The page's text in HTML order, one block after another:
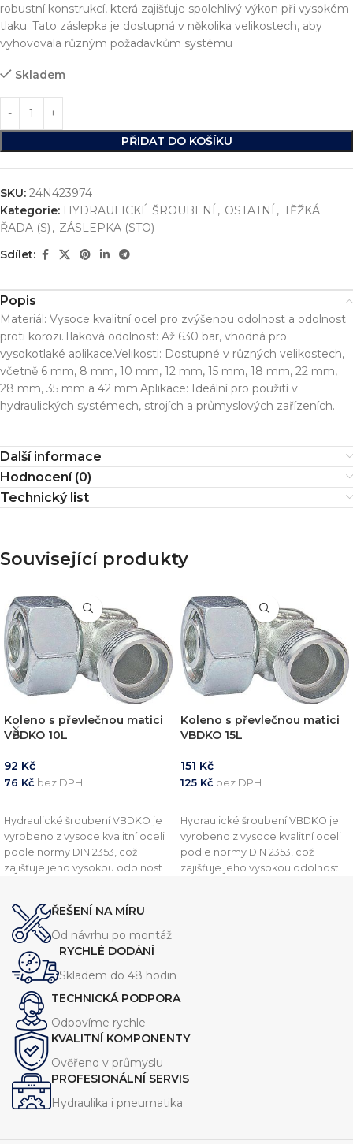
robustní konstrukcí, která zajišťuje spolehlivý výkon při vysokém
tlaku. Tato záslepka je dostupná v několika velikostech, aby
vyhovovala různým požadavkům systému
Skladem
PŘIDAT DO KOŠÍKU
SKU: 24N423974
Kategorie: HYDRAULICKÉ ŠROUBENÍ , OSTATNÍ , TĚŽKÁ
ŘADA (S) , ZÁSLEPKA (STO)
Sdílet:
Popis
Materiál: Vysoce kvalitní ocel pro zvýšenou odolnost a odolnost
proti korozi.Tlaková odolnost: Až 630 bar, vhodná pro
vysokotlaké aplikace.Velikosti: Dostupné v různých velikostech,
včetně 6 mm, 8 mm, 10 mm, 12 mm, 15 mm, 18 mm, 22 mm,
28 mm, 35 mm a 42 mm.Aplikace: Ideální pro použití v
hydraulických systémech, strojích a průmyslových zařízeních.
Další informace
Hodnocení (0)
Technický list
Související produkty
Koleno s převlečnou matici
VBDKO 10L
92 Kč
76 Kč bez DPH
Hydraulické šroubení VBDKO je
vyrobeno z vysoce kvalitní oceli
podle normy DIN 2353, což
zajišťuje jeho vysokou odolnost
navrženo pro připojení
hydraulických hadic, trubek a
potrubí a zajišťuje spolehlivé a
těsné spojení.
Koleno s převlečnou matici
VBDKO 15L
151 Kč
125 Kč bez DPH
Hydraulické šroubení VBDKO je
vyrobeno z vysoce kvalitní oceli
podle normy DIN 2353, což
zajišťuje jeho vysokou odolnost
ŘEŠENÍ NA MÍRU
Od návrhu po montáž
RYCHLÉ DODÁNÍ
Skladem do 48 hodin
TECHNICKÁ PODPORA
Odpovíme rychle
KVALITNÍ KOMPONENTY
Ověřeno v průmyslu
PROFESIONÁLNÍ SERVIS
Hydraulika i pneumatika